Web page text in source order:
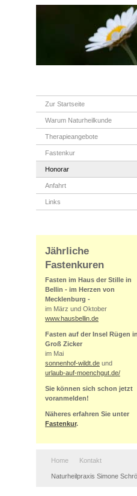
Zur Startseite
Warum Naturheilkunde
Therapieangebote
Fastenkur
Honorar
Anfahrt
Links
Jährliche
Fastenkuren
Fasten im Haus der Stille in
Bellin - im Herzen von
Mecklenburg -
im März und Oktober
www.hausbellin.de
Fasten auf der Insel Rügen in
Groß Zicker
im Mai
sonnenhof-wildt.de und
urlaub-auf-moenchgut.de/
Sie können sich schon jetzt
voranmelden!
Näheres erfahren Sie unter
Fastenkur.
Home Kontakt
Naturheilpraxis Simone